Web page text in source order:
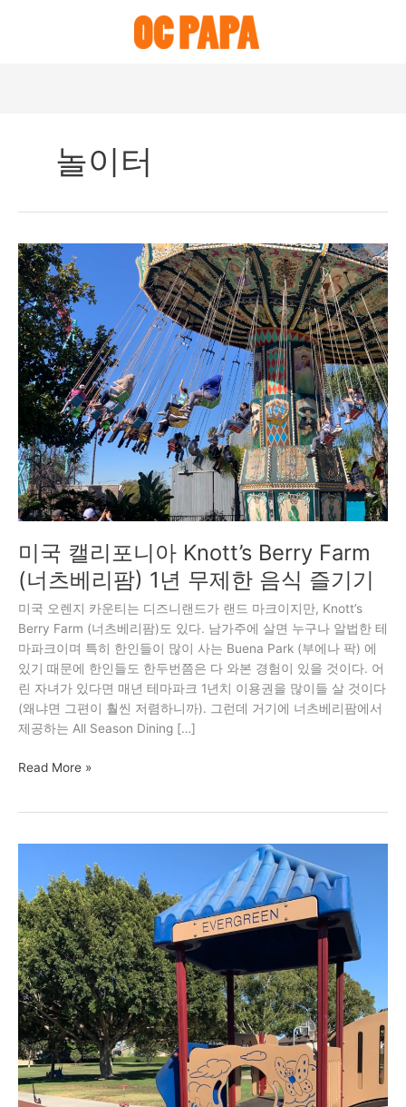
놀이터
미국 캘리포니아 Knott’s Berry Farm
(너츠베리팜) 1년 무제한 음식 즐기기
미국 오렌지 카운티는 디즈니랜드가 랜드 마크이지만, Knott’s
Berry Farm (너츠베리팜)도 있다. 남가주에 살면 누구나 알법한 테
마파크이며 특히 한인들이 많이 사는 Buena Park (부에나 팍) 에
있기 때문에 한인들도 한두번쯤은 다 와본 경험이 있을 것이다. 어
린 자녀가 있다면 매년 테마파크 1년치 이용권을 많이들 살 것이다
(왜냐면 그편이 훨씬 저렴하니까). 그런데 거기에 너츠베리팜에서
제공하는 All Season Dining […]
미
국
캘
리
포
니
아
Knott’s
Berry
Farm
(너
츠
베
리
1
년
무
제
한
음
식
즐
기
기
Read More »
Evergreen
Park
–
에
버
그
린
공
원/
놀
이
터